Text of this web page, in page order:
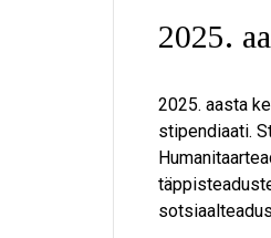
2025.
2025. aasta
stipendiaati.